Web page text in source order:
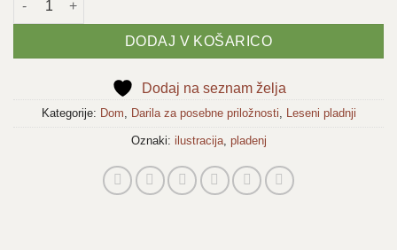
DODAJ V KOŠARICO
Dodaj na seznam želja
Kategorije: Dom Darila za posebne priložnosti Leseni pladnji
Oznaki: ilustracija, pladenj